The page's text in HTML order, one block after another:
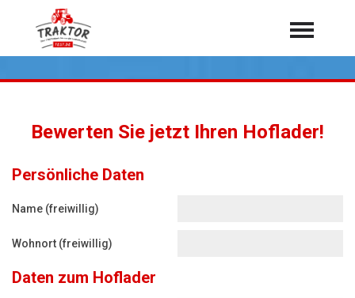
Home
Mähdrescher
Feldhäcksler
Hoflader
Über 7.000 Testberichte
Bewerten Sie jetzt Ihren Hoflader!
Persönliche Daten
Name (freiwillig)
Wohnort (freiwillig)
Daten zum Hoflader